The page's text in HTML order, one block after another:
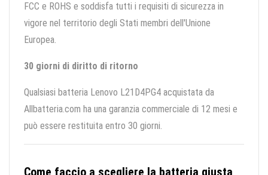
FCC e ROHS e soddisfa tutti i requisiti di sicurezza in
vigore nel territorio degli Stati membri dell'Unione
Europea.
30 giorni di diritto di ritorno
Qualsiasi batteria Lenovo L21D4PG4 acquistata da
Allbatteria.com ha una garanzia commerciale di 12 mesi e
può essere restituita entro 30 giorni.